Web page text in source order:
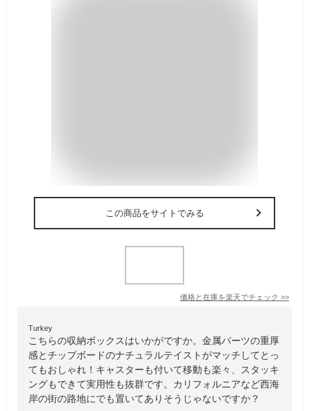
この商品をサイトでみる
価格と在庫を楽天でチェック >>
Turkey
こちらの収納ボックスはいかがですか。金属パーツの重厚
感とチップボードのナチュラルテイストがマッチしてとっ
てもおしゃれ！キャスターも付いて移動も楽々、スタッキ
ングもできて実用性も抜群です。カリフォルニアなど西海
岸の街の路地にでも置いてありそうじゃないですか？